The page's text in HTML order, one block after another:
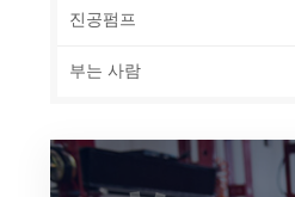
진공펌프
부는 사람